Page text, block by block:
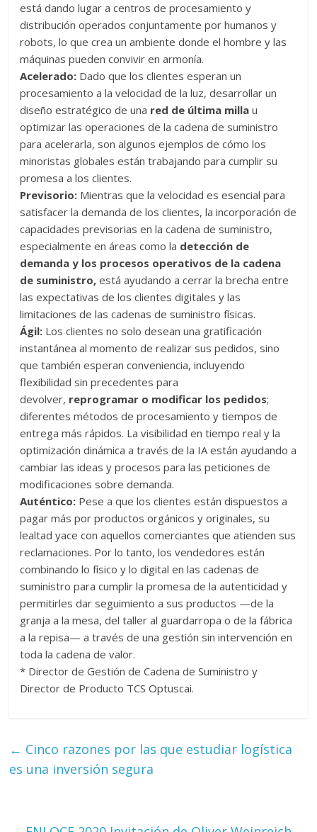
está dando lugar a centros de procesamiento y
distribución operados conjuntamente por humanos y
robots, lo que crea un ambiente donde el hombre y las
máquinas pueden convivir en armonía.
Acelerado: Dado que los clientes esperan un
procesamiento a la velocidad de la luz, desarrollar un
diseño estratégico de una red de última millau
optimizar las operaciones de la cadena de suministro
para acelerarla, son algunos ejemplos de cómo los
minoristas globales están trabajando para cumplir su
promesa a los clientes.
Previsorio: Mientras que la velocidad es esencial para
satisfacer la demanda de los clientes, la incorporación de
capacidades previsorias en la cadena de suministro,
especialmente en áreas como la detección de
demanda y los procesos operativos de la cadena
de suministro, está ayudando a cerrar la brecha entre
las expectativas de los clientes digitales y las
limitaciones de las cadenas de suministro físicas.
Ágil: Los clientes no solo desean una gratificación
instantánea al momento de realizar sus pedidos, sino
que también esperan conveniencia, incluyendo
flexibilidad sin precedentes para
devolver, reprogramar o modificar los pedidos;
diferentes métodos de procesamiento y tiempos de
entrega más rápidos. La visibilidad en tiempo real y la
optimización dinámica a través de la IA están ayudando a
cambiar las ideas y procesos para las peticiones de
modificaciones sobre demanda.
Auténtico: Pese a que los clientes están dispuestos a
pagar más por productos orgánicos y originales, su
lealtad yace con aquellos comerciantes que atienden sus
reclamaciones. Por lo tanto, los vendedores están
combinando lo físico y lo digital en las cadenas de
suministro para cumplir la promesa de la autenticidad y
permitirles dar seguimiento a sus productos —de la
granja a la mesa, del taller al guardarropa o de la fábrica
a la repisa— a través de una gestión sin intervención en
toda la cadena de valor.
* Director de Gestión de Cadena de Suministro y
Director de Producto TCS Optuscai.
← Cinco razones por las que estudiar logística
es una inversión segura